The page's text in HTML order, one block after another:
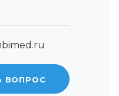
ВОПРОС